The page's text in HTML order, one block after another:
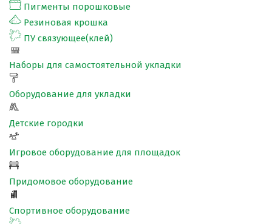
Пигменты порошковые
Резиновая крошка
ПУ связующее(клей)
Наборы для самостоятельной укладки
Оборудование для укладки
Детские городки
Игровое оборудование для площадок
Придомовое оборудование
Спортивное оборудование